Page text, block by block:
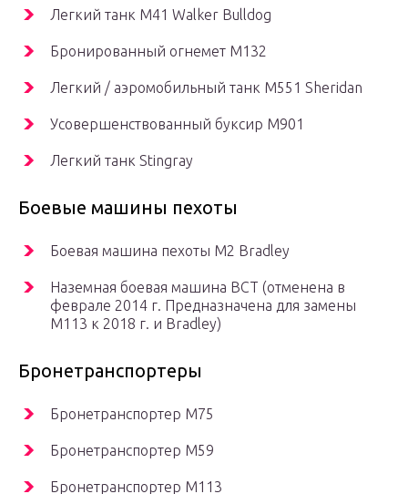
Легкий танк M41 Walker Bulldog
Бронированный огнемет M132
Легкий / аэромобильный танк M551 Sheridan
Усовершенствованный буксир M901
Легкий танк Stingray
Боевые машины пехоты
Боевая машина пехоты M2 Bradley
Наземная боевая машина BCT (отменена в
феврале 2014 г. Предназначена для замены
M113 к 2018 г. и Bradley)
Бронетранспортеры
Бронетранспортер М75
Бронетранспортер М59
Бронетранспортер М113